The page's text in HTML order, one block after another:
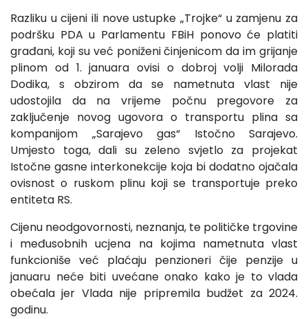
Razliku u cijeni ili nove ustupke „Trojke“ u zamjenu za
podršku PDA u Parlamentu FBiH ponovo će platiti
građani, koji su već poniženi činjenicom da im grijanje
plinom od 1. januara ovisi o dobroj volji Milorada
Dodika, s obzirom da se nametnuta vlast nije
udostojila da na vrijeme počnu pregovore za
zaključenje novog ugovora o transportu plina sa
kompanijom „Sarajevo gas“ Istočno Sarajevo.
Umjesto toga, dali su zeleno svjetlo za projekat
Istočne gasne interkonekcije koja bi dodatno ojačala
ovisnost o ruskom plinu koji se transportuje preko
entiteta RS.
Cijenu neodgovornosti, neznanja, te političke trgovine
i međusobnih ucjena na kojima nametnuta vlast
funkcioniše već plaćaju penzioneri čije penzije u
januaru neće biti uvećane onako kako je to vlada
obećala jer Vlada nije pripremila budžet za 2024.
godinu.